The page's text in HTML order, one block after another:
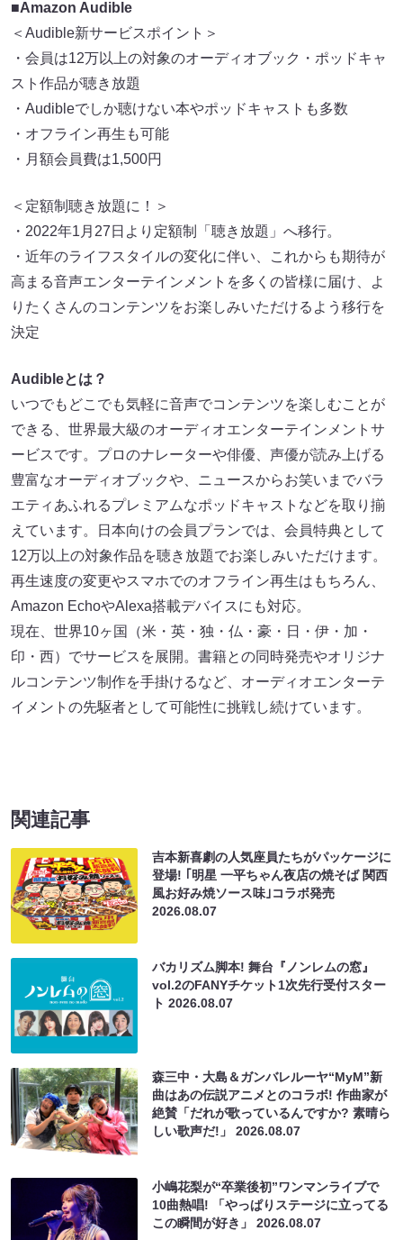
■Amazon Audible
＜Audible新サービスポイント＞
・会員は12万以上の対象のオーディオブック・ポッドキャ
スト作品が聴き放題
・Audibleでしか聴けない本やポッドキャストも多数
・オフライン再生も可能
・月額会員費は1,500円
＜定額制聴き放題に！＞
・2022年1月27日より定額制「聴き放題」へ移行。
・近年のライフスタイルの変化に伴い、これからも期待が
高まる音声エンターテインメントを多くの皆様に届け、よ
りたくさんのコンテンツをお楽しみいただけるよう移行を
決定
Audibleとは？
いつでもどこでも気軽に音声でコンテンツを楽しむことが
できる、世界最大級のオーディオエンターテインメントサ
ービスです。プロのナレーターや俳優、声優が読み上げる
豊富なオーディオブックや、ニュースからお笑いまでバラ
エティあふれるプレミアムなポッドキャストなどを取り揃
えています。日本向けの会員プランでは、会員特典として
12万以上の対象作品を聴き放題でお楽しみいただけます。
再生速度の変更やスマホでのオフライン再生はもちろん、
Amazon EchoやAlexa搭載デバイスにも対応。
現在、世界10ヶ国（米・英・独・仏・豪・日・伊・加・
印・西）でサービスを展開。書籍との同時発売やオリジナ
ルコンテンツ制作を手掛けるなど、オーディオエンターテ
イメントの先駆者として可能性に挑戦し続けています。
関連記事
吉本新喜劇の人気座員たちがパッケージに
登場! ｢明星 一平ちゃん夜店の焼そば 関西
風お好み焼ソース味｣コラボ発売
2026.08.07
バカリズム脚本! 舞台『ノンレムの窓』
vol.2のFANYチケット1次先行受付スター
ト2026.08.07
森三中・大島＆ガンバレルーヤ“MyM”新
曲はあの伝説アニメとのコラボ! 作曲家が
絶賛「だれが歌っているんですか? 素晴ら
しい歌声だ!」2026.08.07
小嶋花梨が“卒業後初”ワンマンライブで
10曲熱唱! 「やっぱりステージに立ってる
この瞬間が好き」2026.08.07